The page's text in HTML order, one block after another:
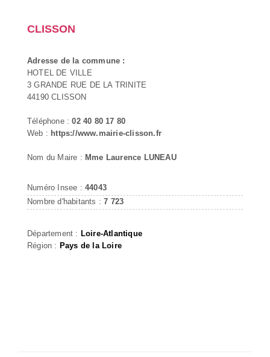
CLISSON
Adresse de la commune :
HOTEL DE VILLE
3 GRANDE RUE DE LA TRINITE
44190 CLISSON
Téléphone :02 40 80 17 80
Web : https://www.mairie-clisson.fr
Nom du Maire : Mme Laurence LUNEAU
Numéro Insee : 44043
Nombre d'habitants :7 723
Département : Loire-Atlantique
Région : Pays de la Loire